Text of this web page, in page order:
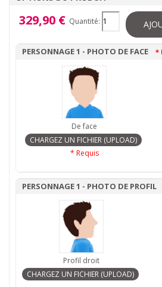
329,90 € Quantité:
PERSONNAGE 1 - PHOTO DE FACE *
De face
* Requis
PERSONNAGE 1 - PHOTO DE PROFIL
Profil droit